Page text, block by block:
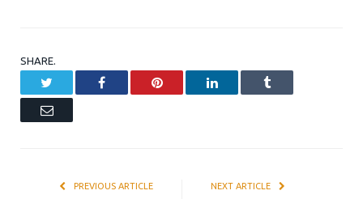
SHARE.
Facebook Pinterest LinkedIn Tumblr
Email
PREVIOUS ARTICLE NEXT ARTICLE